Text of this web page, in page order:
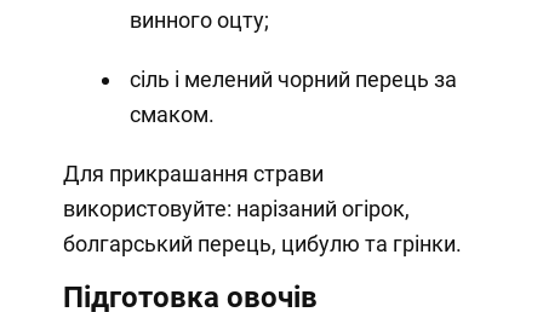
винного оцту;
сіль і мелений чорний перець за
смаком.
Для прикрашання страви
використовуйте: нарізаний огірок,
болгарський перець, цибулю та грінки.
Підготовка овочів